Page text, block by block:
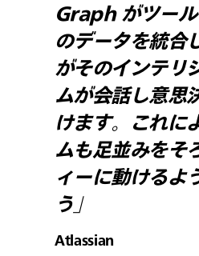
Graph がツー
のデータを統
がそのインテリ
ムが会話し意思
けます。これに
ムも足並みをそ
ィーに動けるよ
う」
Atlassian